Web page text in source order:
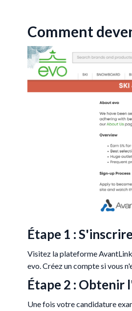
Comment
Étape 1 :
Visitez la plateforme
evo. Créez un compte si vous
Étape 2 : Obtenir
Une fois votre candidature